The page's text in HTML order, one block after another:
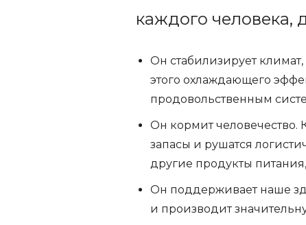
каждого человека,
Он стабилизирует
этого охлаждающего
продовольственным
Он кормит человечество.
запасы и рушатся
другие продукты
Он поддерживает наше
и производит